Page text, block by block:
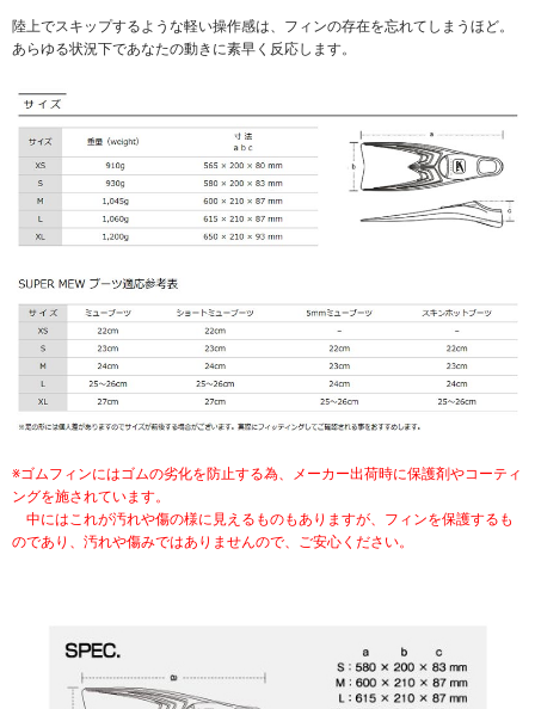
陸上でスキップするような軽い操作感は、フィンの存在を忘れてしまうほど。
あらゆる状況下であなたの動きに素早く反応します。
※ゴムフィンにはゴムの劣化を防止する為、メーカー出荷時に保護剤やコーティ
ングを施されています。
中にはこれが汚れや傷の様に見えるものもありますが、フィンを保護するも
のであり、汚れや傷みではありませんので、ご安心ください。